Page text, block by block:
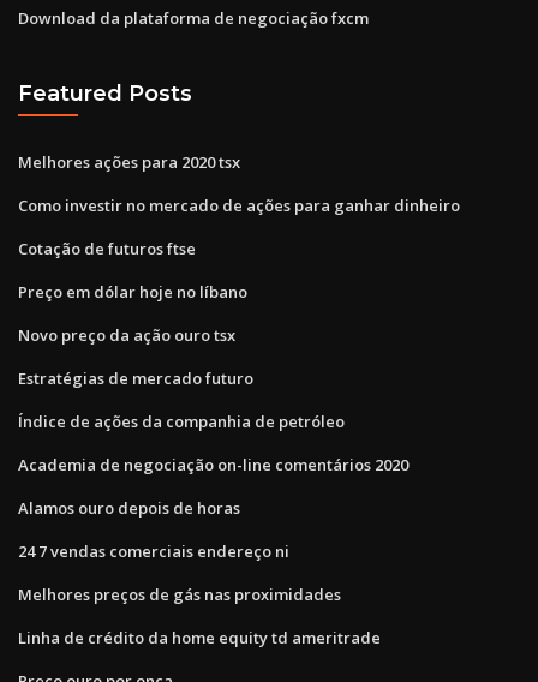
Download da plataforma de negociação fxcm
Featured Posts
Melhores ações para 2020 tsx
Como investir no mercado de ações para ganhar dinheiro
Cotação de futuros ftse
Preço em dólar hoje no líbano
Novo preço da ação ouro tsx
Estratégias de mercado futuro
Índice de ações da companhia de petróleo
Academia de negociação on-line comentários 2020
Alamos ouro depois de horas
24 7 vendas comerciais endereço ni
Melhores preços de gás nas proximidades
Linha de crédito da home equity td ameritrade